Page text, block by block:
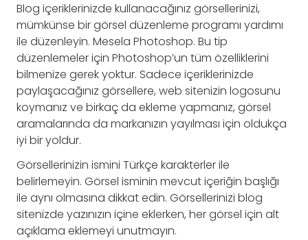
Blog içeriklerinizde kullanacağınız görsellerinizi,
mümkünse bir görsel düzenleme programı yardımı
ile düzenleyin. Mesela Photoshop. Bu tip
düzenlemeler için Photoshop’un tüm özelliklerini
bilmenize gerek yoktur. Sadece içeriklerinizde
paylaşacağınız görsellere, web sitenizin logosunu
koymanız ve birkaç da ekleme yapmanız, görsel
aramalarında da markanızın yayılması için oldukça
iyi bir yoldur.
Görsellerinizin ismini Türkçe karakterler ile
belirlemeyin. Görsel isminin mevcut içeriğin başlığı
ile aynı olmasına dikkat edin. Görsellerinizi blog
sitenizde yazınızın içine eklerken, her görsel için alt
açıklama eklemeyi unutmayın.